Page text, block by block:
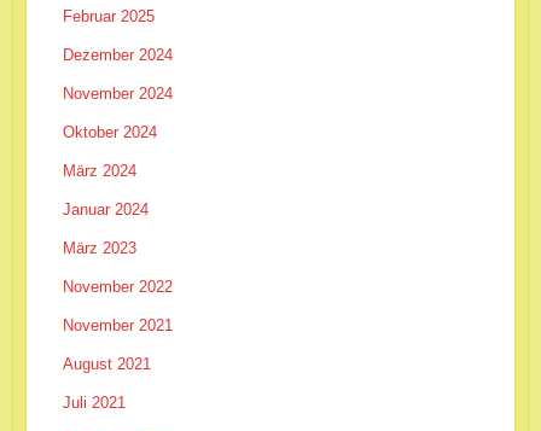
Februar 2025
Dezember 2024
November 2024
Oktober 2024
März 2024
Januar 2024
März 2023
November 2022
November 2021
August 2021
Juli 2021